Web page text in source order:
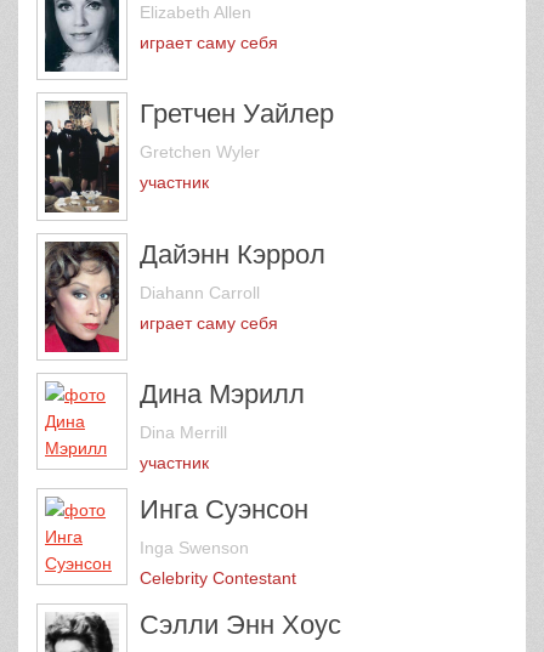
Elizabeth Allen
играет саму себя
Гретчен Уайлер
Gretchen Wyler
участник
Дайэнн Кэррол
Diahann Carroll
играет саму себя
Дина Мэрилл
Dina Merrill
участник
Инга Суэнсон
Inga Swenson
Celebrity Contestant
Сэлли Энн Хоус